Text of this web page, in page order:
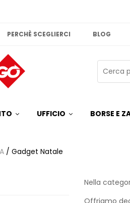
PERCHÈ SCEGLIERCI BLOG
UFFICIO BORSE E
/ Gadget Natale
Nella